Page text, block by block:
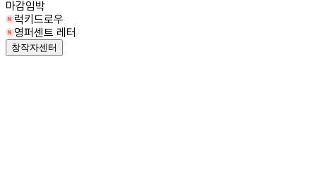
마감임박
럭키드로우
영퍼센트 레터
창작자센터